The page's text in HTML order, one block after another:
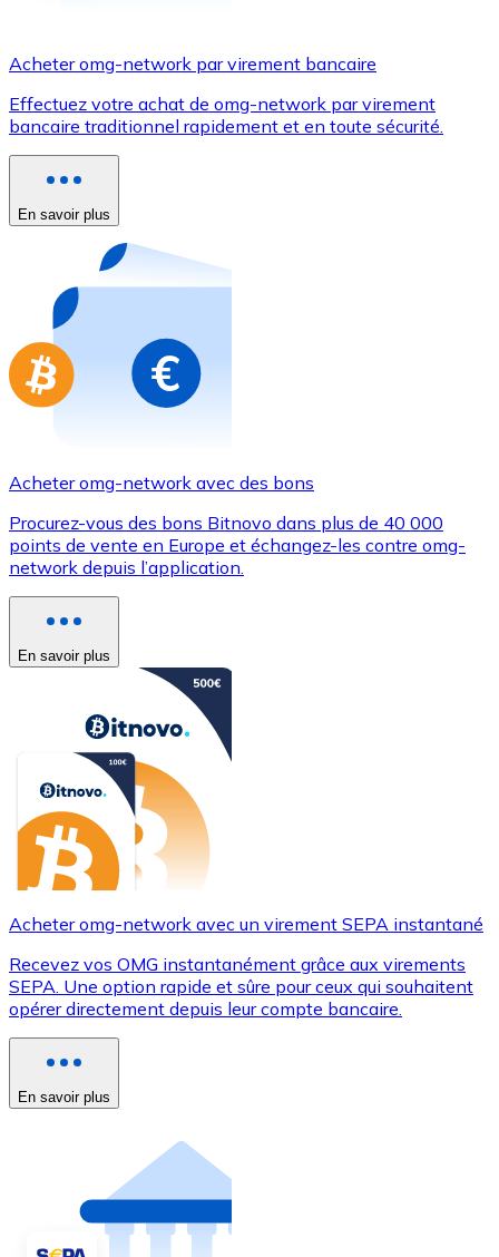
Utilisez les cartes Visa et Mastercard pour acheter
Acheter avec carte
Nouveau
Achetez des cartes-cadeaux de vos marques
Aller à la boutique de cartes-cadeaux
Acheter omg-network par virement bancaire
Effectuez votre achat de omg-network par virement
bancaire traditionnel rapidement et en toute sécurité.
En savoir plus
Acheter omg-network avec des bons
Procurez-vous des bons Bitnovo dans plus de 40 000
points de vente en Europe et échangez-les contre omg-
network depuis l’application.
En savoir plus
Acheter omg-network avec un virement SEPA instantané
Recevez vos OMG instantanément grâce aux virements
SEPA. Une option rapide et sûre pour ceux qui souhaitent
opérer directement depuis leur compte bancaire.
En savoir plus